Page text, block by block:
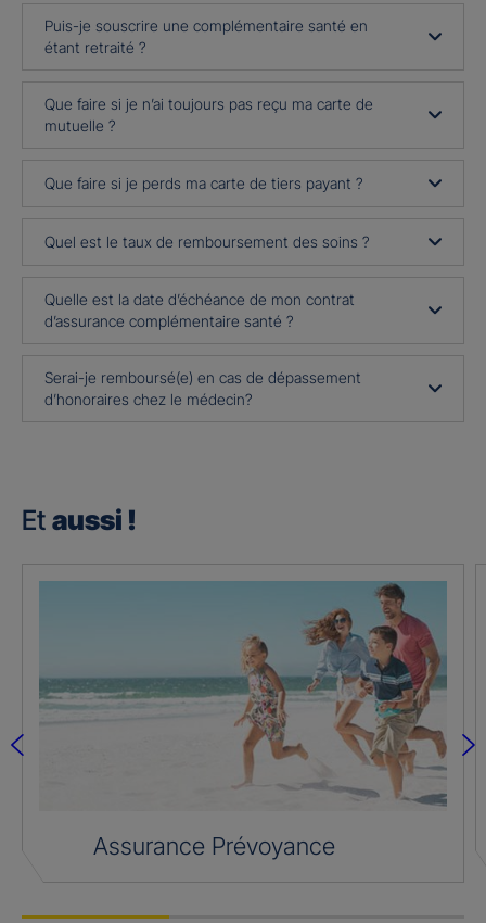
Puis-je souscrire une complémentaire santé en
étant retraité ?
Que faire si je n’ai toujours pas reçu ma carte de
mutuelle ?
Que faire si je perds ma carte de tiers payant ?
Quel est le taux de remboursement des soins ?
Quelle est la date d’échéance de mon contrat
d’assurance complémentaire santé ?
Serai-je remboursé(e) en cas de dépassement
d’honoraires chez le médecin?
Et aussi !
Assurance Prévoyance